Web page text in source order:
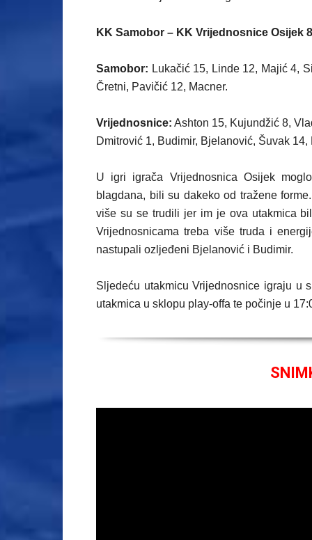
KK Samobor – KK Vrijednosnice Osijek
Samobor: Lukačić 15, Linde 12, Majić 4,
Čretni, Pavičić 12, Macner.
Vrijednosnice: Ashton 15, Kujundžić 8,
Dmitrović 1, Budimir, Bjelanović, Šuvak 14,
U igri igrača Vrijednosnica Osijek
blagdana, bili su dakeko od tražene
više su se trudili jer im je ova utakmica
Vrijednosnicama treba više truda i
nastupali ozljeđeni Bjelanović i Budimir.
Sljedeću utakmicu Vrijednosnice igraju u
utakmica u sklopu play-offa te počinje u